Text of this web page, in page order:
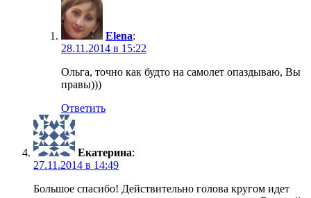
Elena:
28.11.2014 в 15:22
Ольга, точно как будто на самолет опаздываю, Вы
правы)))
Ответить
Екатерина:
27.11.2014 в 14:49
Большое спасибо! Действительно голова кругом идет